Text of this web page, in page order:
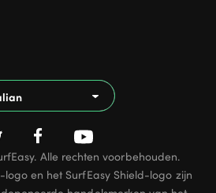
Alle rechten voorbehouden.
logo en het SurfEasy Shield-logo zijn